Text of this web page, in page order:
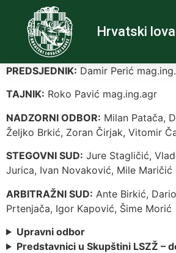
Hrvatski
PREDSJEDNIK: Damir Perić
TAJNIK: Roko Pavić mag.ing.agr
NADZORNI ODBOR: Milan Patača,
Željko Brkić, Zoran Čirjak, Vitomir
STEGOVNI SUD: Jure Stagličić,
Jurica, Ivan Novaković, Mile Maričić
ARBITRAŽNI SUD: Ante Birkić,
Prtenjača, Igor Kapović, Šime Morić
Upravni odbor
Predstavnici u Skupštini LSZŽ –